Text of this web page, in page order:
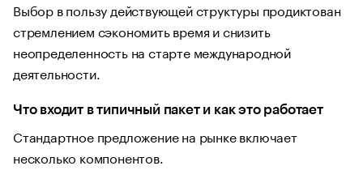
Выбор в пользу действующей структуры продиктован
стремлением сэкономить время и снизить
неопределенность на старте международной
деятельности.
Что входит в типичный пакет и как это работает
Стандартное предложение на рынке включает
несколько компонентов.